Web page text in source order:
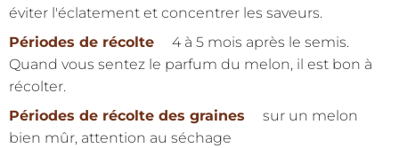
éviter l'éclatement et concentrer les saveurs.
Périodes de récolte
4 à 5 mois après le semis.
Quand vous sentez le parfum du melon, il est bon à
récolter.
Périodes de récolte des graines
sur un melon
bien mûr, attention au séchage